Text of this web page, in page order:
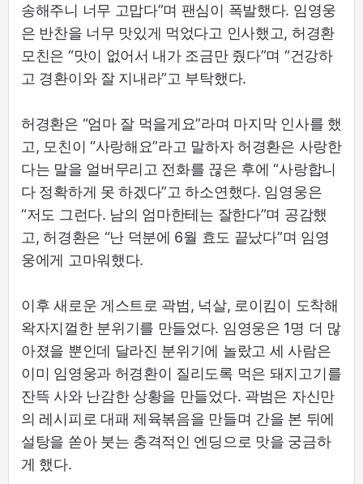
송해주니 너무 고맙다”며 팬심이 폭발했다. 임영웅
은 반찬을 너무 맛있게 먹었다고 인사했고, 허경환
모친은 “맛이 없어서 내가 조금만 줬다”며 “건강하
고 경환이와 잘 지내라”고 부탁했다.
허경환은 “엄마 잘 먹을게요”라며 마지막 인사를 했
고, 모친이 “사랑해요”라고 말하자 허경환은 사랑한
다는 말을 얼버무리고 전화를 끊은 후에 “사랑합니
다 정확하게 못 하겠다”고 하소연했다. 임영웅은
“저도 그런다. 남의 엄마한테는 잘한다”며 공감했
고, 허경환은 “난 덕분에 6월 효도 끝났다”며 임영
웅에게 고마워했다.
이후 새로운 게스트로 곽범, 넉살, 로이킴이 도착해
왁자지껄한 분위기를 만들었다. 임영웅은 1명 더 많
아졌을 뿐인데 달라진 분위기에 놀랐고 세 사람은
이미 임영웅과 허경환이 질리도록 먹은 돼지고기를
잔뜩 사와 난감한 상황을 만들었다. 곽범은 자신만
의 레시피로 대패 제육볶음을 만들며 간을 본 뒤에
설탕을 쏟아 붓는 충격적인 엔딩으로 맛을 궁금하
게 했다.